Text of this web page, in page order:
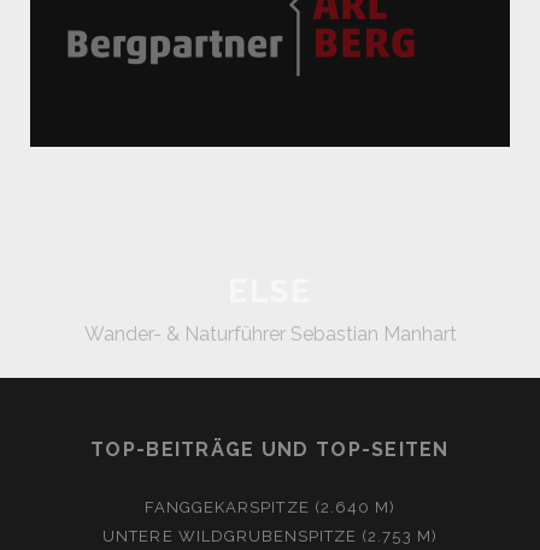
Wander- & Naturführer Sebastian Manhart
TOP-BEITRÄGE UND TOP-SEITEN
FANGGEKARSPITZE (2.640 M)
UNTERE WILDGRUBENSPITZE (2.753 M)